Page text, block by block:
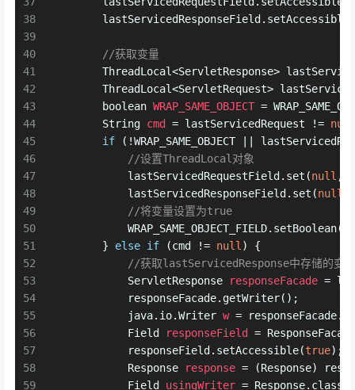
38
39
40
41
42
43
44
45
46
47
48
49
50
51
52
53
54
55
56
57
58
59
        lastServicedResponseField.setAccessible(
//获取变量
ThreadLocal<ServletResponse>
ThreadLocal<ServletRequest>
boolean WRAP_SAME_OBJECT =
String cmd = lastServicedRequest != null
if (!WRAP_SAME_OBJECT ||
//设置ThreadLocal对象
            lastServicedRequestField.set(
null ,
            lastServicedResponseField.set(
null
//将变量设置为true
            WRAP_SAME_OBJECT_FIELD.setBoolean(
        }
else if (cmd != null ) {
//获取lastServicedResponse中存储的变量
ServletResponse
responseFacade =
            responseFacade.getWriter();
            java.io.
Writer w =
Field
responseField =
            responseField.setAccessible(
true);
Response
response = (Response)
Field
usingWriter =